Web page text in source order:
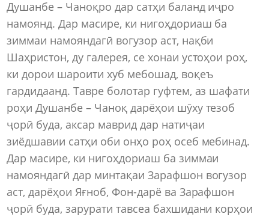
Душанбе – Чаноқро дар сатҳи баланд иҷро
намоянд. Дар масире, ки нигоҳдориаш ба
зиммаи намояндагӣ вогузор аст, нақби
Шаҳристон, ду галерея, се хонаи устоҳои роҳ,
ки дорои шароити хуб мебошад, воқеъ
гардидаанд. Тавре болотар гуфтем, аз шафати
роҳи Душанбе – Чаноқ дарёҳои шӯху тезоб
ҷорӣ буда, аксар маврид дар натиҷаи
зиёдшавии сатҳи оби онҳо роҳ осеб мебинад.
Дар масире, ки нигоҳдориаш ба зиммаи
намояндагӣ дар минтақаи Зарафшон вогузор
аст, дарёҳои Яғноб, Фон-дарё ва Зарафшон
ҷорӣ буда, зарурати тавсеа бахшидани корҳои